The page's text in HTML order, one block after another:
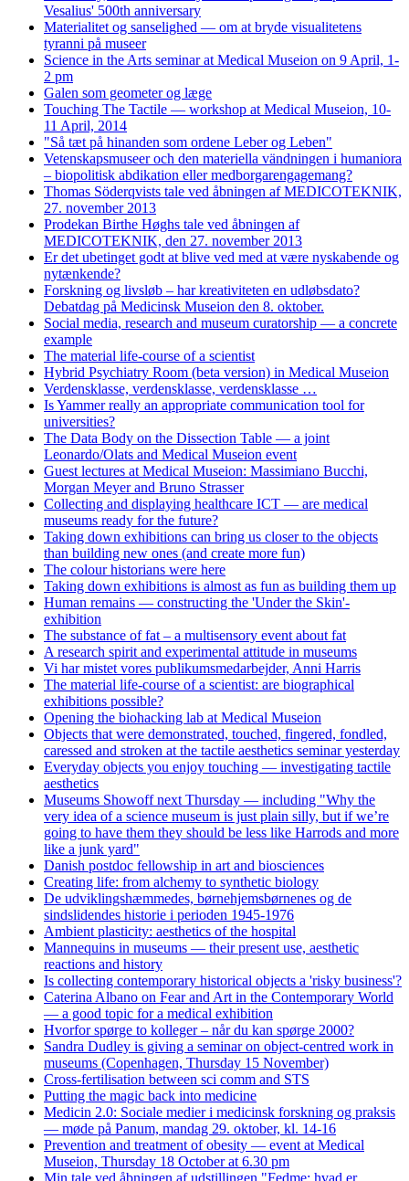
Vesalius' 500th anniversary
Materialitet og sanselighed — om at bryde visualitetens
tyranni på museer
Science in the Arts seminar at Medical Museion on 9 April, 1-
2 pm
Galen som geometer og læge
Touching The Tactile — workshop at Medical Museion, 10-
11 April, 2014
"Så tæt på hinanden som ordene Leber og Leben"
Vetenskapsmuseer och den materiella vändningen i humaniora
– biopolitisk abdikation eller medborgarengagemang?
Thomas Söderqvists tale ved åbningen af MEDICOTEKNIK,
27. november 2013
Prodekan Birthe Høghs tale ved åbningen af
MEDICOTEKNIK, den 27. november 2013
Er det ubetinget godt at blive ved med at være nyskabende og
nytænkende?
Forskning og livsløb – har kreativiteten en udløbsdato?
Debatdag på Medicinsk Museion den 8. oktober.
Social media, research and museum curatorship — a concrete
example
The material life-course of a scientist
Hybrid Psychiatry Room (beta version) in Medical Museion
Verdensklasse, verdensklasse, verdensklasse …
Is Yammer really an appropriate communication tool for
universities?
The Data Body on the Dissection Table — a joint
Leonardo/Olats and Medical Museion event
Guest lectures at Medical Museion: Massimiano Bucchi,
Morgan Meyer and Bruno Strasser
Collecting and displaying healthcare ICT — are medical
museums ready for the future?
Taking down exhibitions can bring us closer to the objects
than building new ones (and create more fun)
The colour historians were here
Taking down exhibitions is almost as fun as building them up
Human remains — constructing the 'Under the Skin'-
exhibition
The substance of fat – a multisensory event about fat
A research spirit and experimental attitude in museums
Vi har mistet vores publikumsmedarbejder, Anni Harris
The material life-course of a scientist: are biographical
exhibitions possible?
Opening the biohacking lab at Medical Museion
Objects that were demonstrated, touched, fingered, fondled,
caressed and stroken at the tactile aesthetics seminar yesterday
Everyday objects you enjoy touching — investigating tactile
aesthetics
Museums Showoff next Thursday — including "Why the
very idea of a science museum is just plain silly, but if we’re
going to have them they should be less like Harrods and more
like a junk yard"
Danish postdoc fellowship in art and biosciences
Creating life: from alchemy to synthetic biology
De udviklingshæmmedes, børnehjemsbørnenes og de
sindslidendes historie i perioden 1945-1976
Ambient plasticity: aesthetics of the hospital
Mannequins in museums — their present use, aesthetic
reactions and history
Is collecting contemporary historical objects a 'risky business'?
Caterina Albano on Fear and Art in the Contemporary World
— a good topic for a medical exhibition
Hvorfor spørge to kolleger – når du kan spørge 2000?
Sandra Dudley is giving a seminar on object-centred work in
museums (Copenhagen, Thursday 15 November)
Cross-fertilisation between sci comm and STS
Putting the magic back into medicine
Medicin 2.0: Sociale medier i medicinsk forskning og praksis
— møde på Panum, mandag 29. oktober, kl. 14-16
Prevention and treatment of obesity — event at Medical
Museion, Thursday 18 October at 6.30 pm
Min tale ved åbningen af udstillingen "Fedme: hvad er